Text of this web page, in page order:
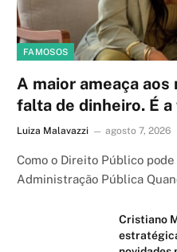
FAMOSOS
A maior ameaça aos
falta de dinheiro. É
Luiza Malavazzi agosto 7, 2026
Como o Direito Público
Administração Pública
Cristiano